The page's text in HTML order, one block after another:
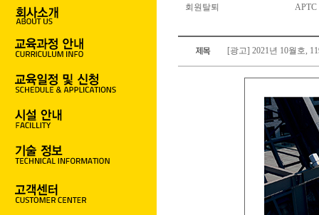
회원탈퇴
APTC
[광고] 2021년 10월호,